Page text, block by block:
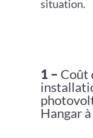
situation.
1 – Coût
Hangar